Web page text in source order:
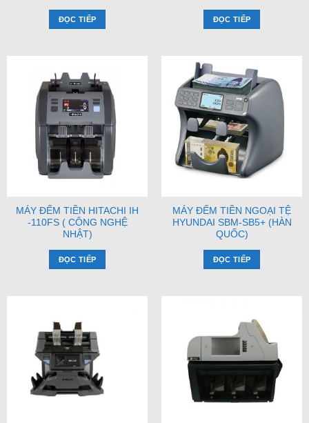
ĐỌC TIẾP ĐỌC TIẾP
MÁY ĐẾM TIỀN HITACHI IH
-110FS ( CÔNG NGHỆ
NHẬT)
ĐỌC TIẾP
MÁY ĐẾM TIỀN NGOẠI TỆ
HYUNDAI SBM-SB5+ (HÀN
QUỐC)
ĐỌC TIẾP